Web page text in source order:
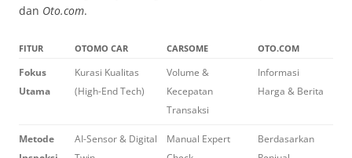
dan Oto.com.
FITUR OTOMO CAR CARSOME OTO.COM
Fokus
Utama
Kurasi Kualitas
(High-End Tech)
Volume &
Kecepatan
Transaksi
Informasi
Harga & Berita
Metode
AI-Sensor & Digital
Manual Expert
Berdasarkan